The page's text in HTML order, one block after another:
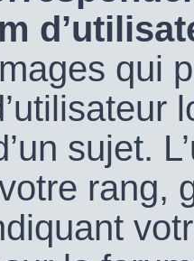
qui
sujet.
rang,